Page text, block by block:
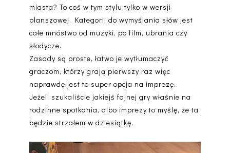
miasta? To coś w tym stylu tylko w wersji
planszowej. Kategorii do wymyślania słów jest
całe mnóstwo od muzyki, po film, ubrania czy
słodycze.
Zasady są proste, łatwo je wytłumaczyć
graczom, którzy grają pierwszy raz więc
naprawdę jest to super opcja na imprezę.
Jeżeli szukaliście jakiejś fajnej gry właśnie na
rodzinne spotkania, albo imprezy to myślę, że ta
będzie strzałem w dziesiątkę.